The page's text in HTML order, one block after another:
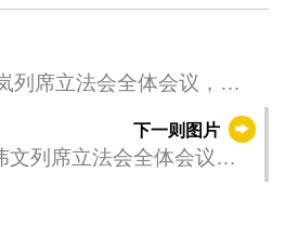
列席立法会全体会议，回
下一则图片
文列席立法会全体会议，